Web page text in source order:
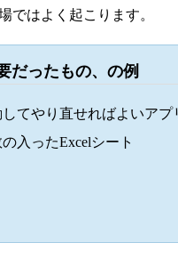
ではよく起こります。
だったもの、の例
てやり直せればよいアプ
入ったExcelシート